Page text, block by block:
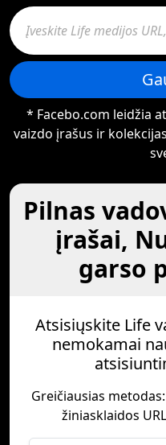
* Facebo.com leidžia
vaizdo įrašus ir
Pilnas
įrašai,
garso
Atsisiųskite Life
nemokamai
Greičiausias
žiniasklaidos